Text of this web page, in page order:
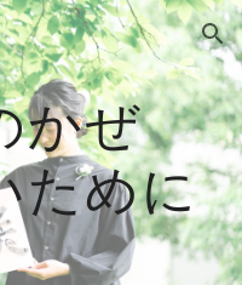
Skip to navigation
かぜ
ために